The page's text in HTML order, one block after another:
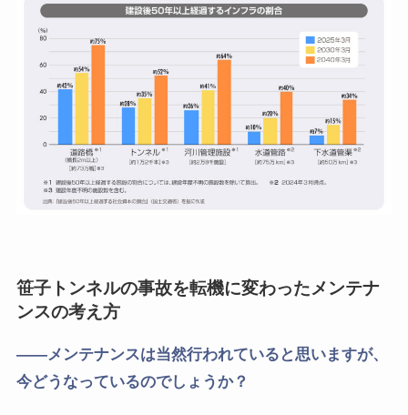
笹子トンネルの事故を転機に変わったメンテナ
ンスの考え方
――メンテナンスは当然行われていると思いますが、
今どうなっているのでしょうか？